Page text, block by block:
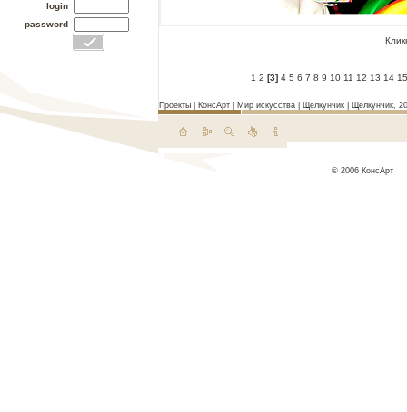
1 2 [3] 4 5 6 7 8 9 10 11 12 13 14 15
Проекты КонсАрт Мир искусства Щелкунчик Щелкунчик,
login
password
© 2006 КонсАрт